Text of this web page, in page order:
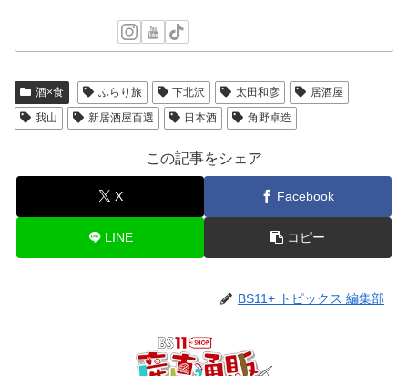
酒×食 ふらり旅 下北沢 太田和彦
居酒屋
我山
新居酒屋百選 日本酒 角野卓造
この記事をシェア
X Facebook
LINE コピー
BS11+ トピックス 編集部